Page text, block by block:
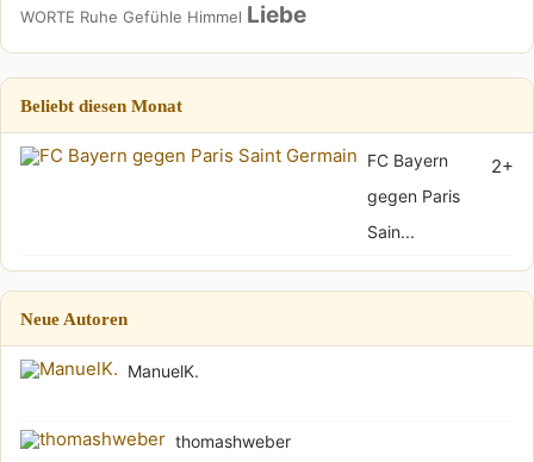
WORTE Ruhe Gefühle Himmel Liebe
Beliebt diesen Monat
2+
FC Bayern
gegen Paris
Sain...
Neue Autoren
ManuelK.
thomashweber